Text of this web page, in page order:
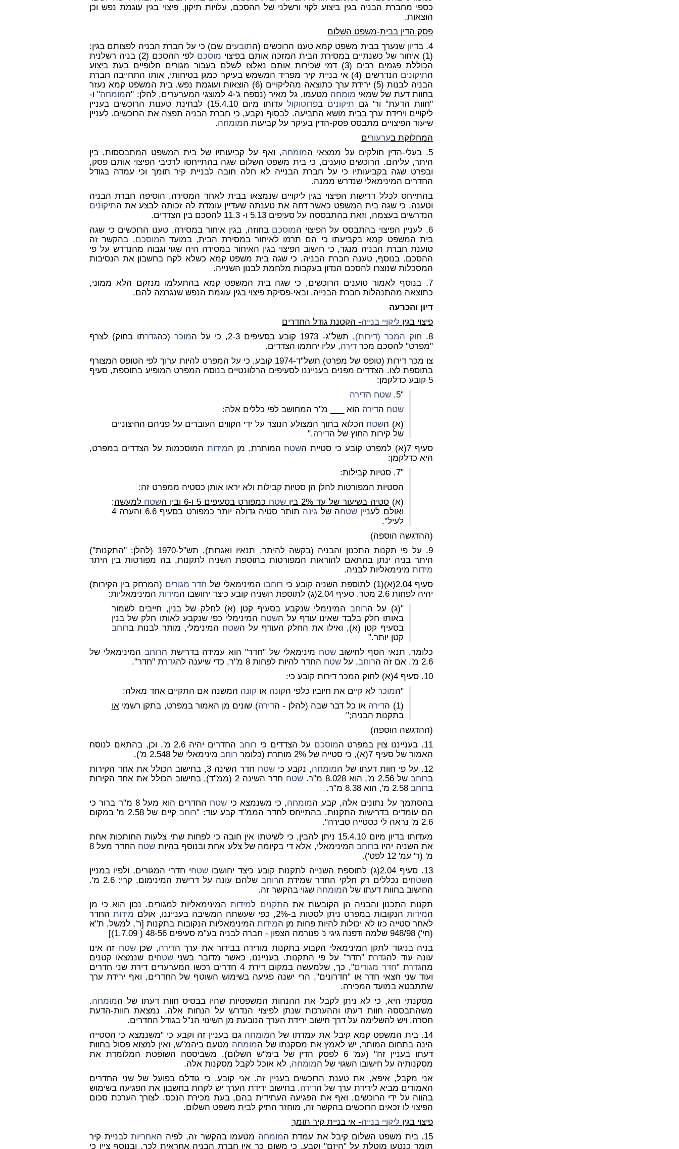
כספי מחברת הבניה בגין ביצוע לקוי ורשלני של ההסכם, עלויות תיקון, פיצוי בגין עוגמת נפש וכן
הוצאות.
פסק הדין בבית-משפט השלום
4. בדיון שנערך בבית משפט קמא טענו הרוכשים (ה
תובעים שם) כי על חברת הבניה לפצותם בגין:
(1) איחור של כשנתיים במסירת הבית המזכה אותם בפיצוי
מוסכם
לפי ההסכם (2) בניה רשלנית
הכוללת פגמים רבים (3) דמי שכירות אותם נאלצו לשלם בעבור מגורים חלופיים בעת ביצוע
התיקונים
הנדרשים (4) אי בניית קיר מפריד המשמש בעיקר כמגן בטיחותי, אותו התחייבה חברת
הבניה לבנות (5) ירידת ערך כתוצאה מהליקויים (6) הוצאות ועוגמת נפש. בית המשפט קמא נעזר
בחוות דעת של שמאי מומחה מטעמו, גל מאיר (נספח ג'-4 למוצגי המערערים, להלן: "ה מומחה" ו-
"חוות הדעת" ור' גם תיקונים בפרוטוקול
עדותו מיום 15.4.10) לבחינת טענות הרוכשים בעניין
ליקויים וירידת ערך בבית מושא התביעה. לבסוף נקבע, כי חברת הבניה תפצה את הרוכשים. לעניין
שיעור הפיצויים מתבסס פסק-הדין בעיקר על קביעות המומחה.
המחלוקת בערעורים
5. בעלי-הדין חולקים על ממצאי ה
מומחה, ואף על קביעותיו של בית המשפט המתבססות, בין
היתר, עליהם. הרוכשים טוענים, כי בית משפט השלום שגה בהתייחסו לרכיבי הפיצוי אותם פסק,
ובפרט שגה בקביעותיו כי על חברת הבנייה לא חלה חובה לבניית קיר תומך וכי עמדה בגודל
החדרים המינימאלי שנדרש ממנה.
בהתייחס לכלל דרישות הפיצוי בגין ליקויים שנמצאו בבית לאחר המסירה, הוסיפה חברת הבניה
וטענה, כי שגה בית המשפט כאשר דחה את טענתה שעדיין עומדת לה זכותה לבצע את התיקונים
הנדרשים בעצמה, וזאת בהתבססה על סעיפים 5.13 ו- 11.3 להסכם בין הצדדים.
6. לעניין הפיצוי בהתבסס על הפיצוי ה
מוסכם בחוזה, בגין איחור במסירה, טענו הרוכשים כי שגה
בית המשפט קמא בקביעתו כי הם תרמו לאיחור במסירת הבית, במועד המוסכם. בהקשר זה
טוענת חברת הבניה מנגד, כי חישוב הפיצוי בגין האיחור במסירה היה שגוי וגבוה מהנדרש על פי
ההסכם. בנוסף, טענה חברת הבניה, כי שגה בית משפט קמא כשלא לקח בחשבון את הנסיבות
המסכלות שנוצרו להסכם הנדון בעקבות מלחמת לבנון השנייה.
7. בנוסף לאמור טוענים הרוכשים, כי שגה בית המשפט קמא בהתעלמו מנזקם הלא ממוני,
כתוצאה מהתנהלות חברת הבנייה, ובאי-פסיקת פיצוי בגין עוגמת הנפש שנגרמה להם.
דיון והכרעה
פיצוי בגין ליקויי בנייה- הקטנת גודל החדרים
8.
חוק המכר (דירות), תשל"ג- 1973 קובע בסעיפים 2-3, כי על ה מוכר (כהגדרתו בחוק) לצרף
"מפרט" להסכם מכר דירה, עליו יחתמו הצדדים.
צו מכר דירות (טופס של מפרט) תשל"ד-1974 קובע, כי על המפרט להיות ערוך לפי הטופס המצורף
בתוספת לצו. הצדדים מפנים בענייננו לסעיפים הרלוונטיים בנוסח המפרט המופיע בתוספת, סעיף
5 קובע כדלקמן:
"5.
שטח הדירה
שטח הדירה הוא ___ מ"ר המחושב לפי כללים אלה:
(א) השטח הכלוא בתוך המצולע הנוצר על ידי הקווים העוברים על פניהם החיצוניים
של קירות החוץ של הדירה."
סעיף 7(א) למפרט קובע כי סטיית ה
שטח המותרת, מן המידות המוסכמות על הצדדים במפרט,
היא כדלקמן:
"7. סטיות קבילות:
הסטיות המפורטות להלן הן סטיות קבילות ולא יראו אותן כסטיה ממפרט זה:
(א)סטיה בשיעור של עד 2% בין שטח כמפורט בסעיפים 5 ו-6 ובין ה שטח למעשה;
ואולם לעניין שטחה של גינה
תותר סטיה גדולה יותר כמפורט בסעיף 6.6 והערה 4
לעיל".
(ההדגשה הוספה)
9. על פי תקנות התכנון והבניה (בקשה להיתר, תנאיו ואגרות), תש"ל-1970 (להלן: "התקנות")
היתר בניה ינתן בהתאם להוראות המפורטות בתוספת השניה לתקנות, בה מפורטות בין היתר
מידות מינימאליות לבניה.
סעיף 2.04(א)(1) לתוספת השניה קובע כי
רוחבו המינימאלי של חדר מגורים (המרחק בין הקירות)
יהיה לפחות 2.6 מטר. סעיף 2.04(ג) לתוספת השניה קובע כיצד יחושבו ה
מידות המינימאליות:
"(ג) על הרוחב המינימלי שנקבע בסעיף קטן (א) לחלק של בנין, חייבים לשמור
באותו חלק בלבד שאינו עודף על השטח המינימלי כפי שנקבע לאותו חלק של בנין
בסעיף קטן (א), ואילו את החלק העודף על השטח המינימלי, מותר לבנות ברוחב
קטן יותר."
כלומר, תנאי הסף לחישובשטח מינימאלי של "חדר" הוא עמידה בדרישת הרוחב המינימאלי של
2.6 מ'. אם זה ה
רוחב, על שטח החדר להיות לפחות 8 מ"ר, כדי שיענה לה גדרת "חדר".
10. סעיף 4(א) לחוק המכר דירות קובע כי:
"המוכר לא קיים את חיוביו כלפי הקונה או קונה המשנה אם התקיים אחד מאלה:
(1) ה
דירה או כל דבר שבה (להלן - הדירה) שונים מן האמור במפרט, בתקן רשמיאו
בתקנות הבניה;"
(ההדגשה הוספה)
11. בענייננו צוין במפרט ה
מוסכם על הצדדים כי רוחב
החדרים יהיה 2.6 מ', וכן, בהתאם לנוסח
האמור של סעיף 7(א), כי סטייה של 2% מותרת (כלומר
רוחב מינימאלי של 2.548 מ').
12. על פי חוות דעתו של ה
מומחה, נקבע כי שטח
חדר השינה 3, בחישוב הכולל את אחד הקירות
ברוחב של 2.56 מ', הוא 8.028 מ"ר. שטח
חדר השינה 2 (ממ"ד), בחישוב הכולל את אחד הקירות
ברוחב
בהסתמך על נתונים אלה, קבע המומחה, כי משנמצא כי שטח
החדרים הוא מעל 8 מ"ר ברור כי
הם עומדים בדרישות התקנות. בהתייחס לחדר הממ"ד קבע עוד: "רוחב
קיים של 2.58 מ' במקום
2.6 מ' נראה לי כסטייה סבירה".
מעדותו בדיון מיום 15.4.10 ניתן להבין, כי לשיטתו אין חובה כי לפחות שתי צלעות החותכות אחת
את השניה יהיו ברוחב המינימאלי, אלא די בקיומה של צלע אחת ובנוסף בהיות שטח
החדר מעל 8
מ' (ר' עמ' 12 לפט').
13. סעיף 2.04(ג) לתוספת השנייה לתקנות קובע כיצד יחושבו
שטחי חדרי המגורים, ולפיו במניין
השטחים נכללים רק חלקי החדר שמידת הרוחב
שלהם עונה על דרישת המינימום, קרי: 2.6 מ'.
החישוב בחוות דעתו של המומחה שגוי בהקשר זה.
תקנות התכנון והבניה הן הקובעות את התקנים למידותהמינימאליות למגורים. נכון הוא כי מן
המידות הנקובות במפרט ניתן לסטות ב-2%, כפי שעשתה המשיבה בענייננו, אולם מידות החדר
לאחר סטייה כזו לא יכולות להיות פחות מן המידות המינימאליות הנקובות בתקנות [ר', למשל, ת"א
(חי') 948/98 שלמה ודפנה גיגי נ' פנורמה הצפון - חברה לבניה בע"מ סעיפים 48-56 ( 1.7.09)]
בניה בניגוד לתקן המינימאלי הקבוע בתקנות מורידה בבירור את ערך הדירה, שכןשטח זה אינו
עונה עוד להגדרת "חדר" על פי התקנות. בענייננו, כאשר מדובר בשנישטחים שנמצאו קטנים
מהגדרת "חדר מגורים
", כך, שלמעשה במקום דירת 4 חדרים רכשו המערערים דירת שני חדרים
ועוד שני חצאי חדר או "חדרונים", הרי ישנה פגיעה בשימוש השוטף של החדרים, ואף ירידת ערך
שתתבטא במועד המכירה.
מסקנתי היא, כי לא ניתן לקבל את ההנחות המשפטיות שהיו בבסיס חוות דעתו של המומחה.
משהתבססה חוות דעתו וההערכות שנתן לפיצוי הנדרש על הנחות אלה, נמצאת חוות-הדעת
חסרה, ויש להשלימה על דרך חישוב ירידת הערך הנובעת מן השינוי הנ"ל בגודל החדרים.
14. בית המשפט קמא קיבל את עמדתו של ה
מומחה גם בעניין זה וקבע כי "משנמצא כי הסטייה
הינה בתחום המותר, יש לאמץ את מסקנתו של המומחה מטעם ביהמ"ש, ואין למצוא פסול בחוות
דעתו בעניין זה" (עמ' 6 לפסק הדין של בימ"ש השלום). משביססה השופטת המלומדת את
מסקנותיה על חישובו השגוי של המומחה, לא אוכל לקבל מסקנות אלה.
אני מקבל, איפא, את טענת הרוכשים בעניין זה. אני קובע, כי גודלם בפועל של שני החדרים
האמורים מביא לירידת ערך של הדירה. בחישוב ירידת הערך יש לקחת בחשבון את הפגיעה בשימוש
בהווה על ידי הרוכשים, ואף את הפגיעה העתידית בהם, בעת מכירת הנכס. לצורך הערכת סכום
הפיצוי לו זכאים הרוכשים בהקשר זה, מוחזר התיק לבית משפט השלום.
פיצוי בגין ליקויי בנייה- אי בניית קיר תומך
15. בית משפט השלום קיבל את עמדת ה
מומחה מטעמו בהקשר זה, לפיה האחריות לבניית קיר
תומך כנטען מוטלת על "היזם" וקבע, כי משום כך אין חברת הבניה אחראית לכך, ובנוסף ציין כי